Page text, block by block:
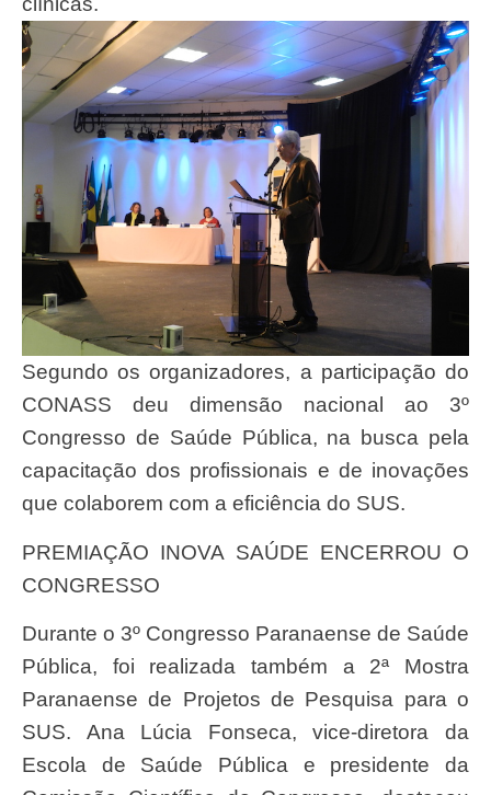
Segundo os organizadores, a participação do
CONASS deu dimensão nacional ao 3º
Congresso de Saúde Pública, na busca pela
capacitação dos profissionais e de inovações
que colaborem com a eficiência do SUS.
PREMIAÇÃO INOVA SAÚDE ENCERROU O
CONGRESSO
Durante o 3º Congresso Paranaense de Saúde
Pública, foi realizada também a 2ª Mostra
Paranaense de Projetos de Pesquisa para o
SUS. Ana Lúcia Fonseca, vice-diretora da
Escola de Saúde Pública e presidente da